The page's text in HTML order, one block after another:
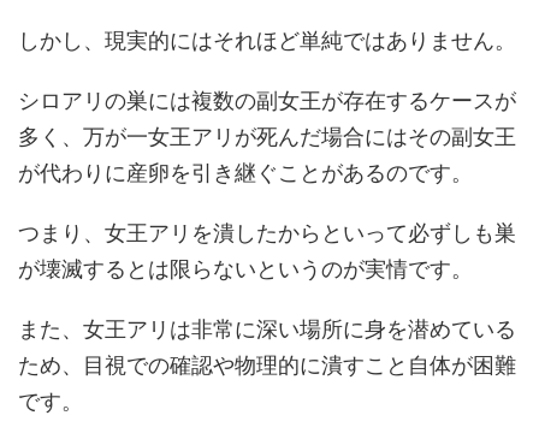
しかし、現実的にはそれほど単純ではありません。
シロアリの巣には複数の副女王が存在するケースが
多く、万が一女王アリが死んだ場合にはその副女王
が代わりに産卵を引き継ぐことがあるのです。
つまり、女王アリを潰したからといって必ずしも巣
が壊滅するとは限らないというのが実情です。
また、女王アリは非常に深い場所に身を潜めている
ため、目視での確認や物理的に潰すこと自体が困難
です。